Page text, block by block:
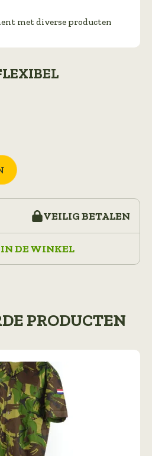
met diverse producten
VEILIG BETALEN
DE WINKEL
PRODUCTEN